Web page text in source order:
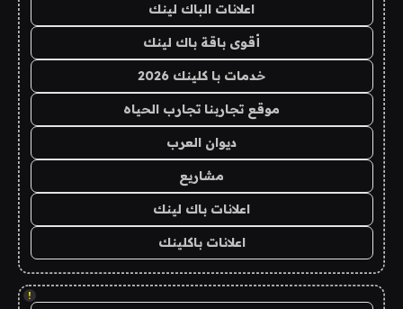
اعلانات الباك لينك
أقوى باقة باك لينك
خدمات با كلينك 2026
موقع تجاربنا تجارب الحياه
ديوان العرب
مشاريع
اعلانات باك لينك
اعلانات باكلينك
!